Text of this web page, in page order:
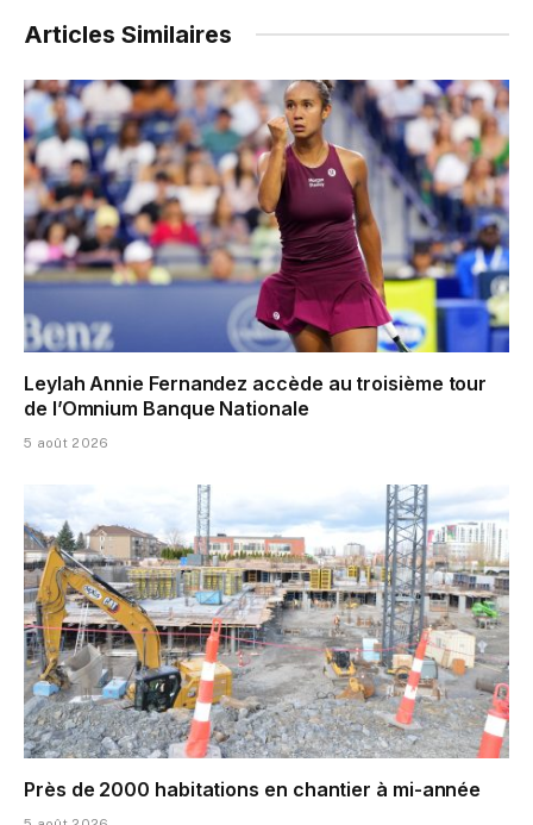
Articles Similaires
Leylah Annie Fernandez accède au troisième tour
de l’Omnium Banque Nationale
5 août 2026
Près de 2000 habitations en chantier à mi-année